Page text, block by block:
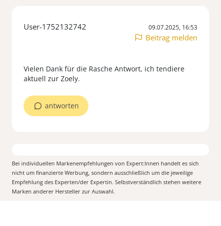
User-1752132742 09.07.2025, 16:53
Beitrag melden
Vielen Dank für die Rasche Antwort, ich tendiere
antworten
Bei individuellen Markenempfehlungen von Expert:Innen handelt es sich
nicht um finanzierte Werbung, sondern ausschließlich um die jeweilige
Empfehlung des Experten/der Expertin. Selbstverständlich stehen weitere
Marken anderer Hersteller zur Auswahl.